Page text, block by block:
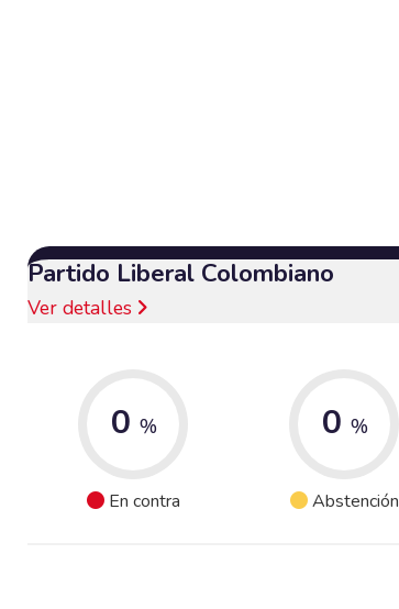
Partido Liberal Colombiano
Ver detalles
0 %
En contra
0 %
Abstención